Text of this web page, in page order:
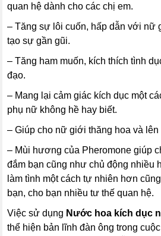
quan hệ dành cho các chị em.
– Tăng sự lôi cuốn, hấp dẫn với nữ
tạo sự gần gũi.
– Tăng ham muốn, kích thích tình
đạo.
– Mang lại cảm giác kích dục một
phụ nữ không hề hay biết.
– Giúp cho nữ giới thăng hoa và
– Mùi hương của Pheromone giúp
đắm bạn cũng như chủ động nhiều
làm tình một cách tự nhiên hơn
bạn, cho bạn nhiều tư thế quan hệ.
Việc sử dụng Nước hoa kích dục
thể hiện bản lĩnh đàn ông trong